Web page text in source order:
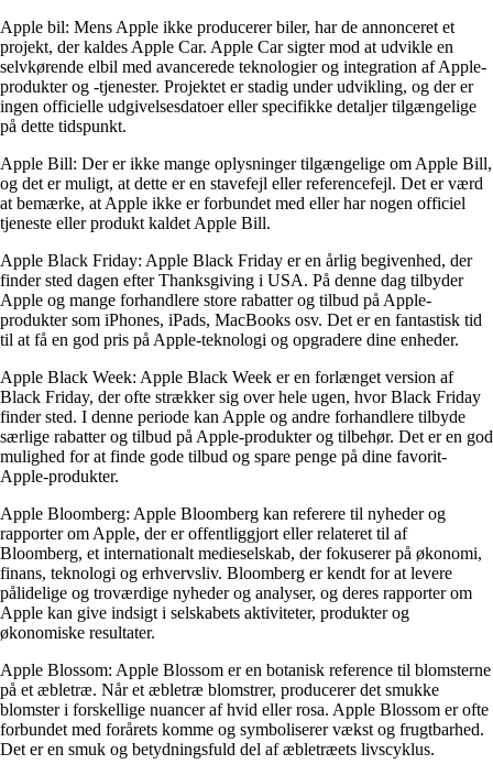
Apple bil: Mens Apple ikke producerer biler, har de annonceret et
projekt, der kaldes Apple Car. Apple Car sigter mod at udvikle en
selvkørende elbil med avancerede teknologier og integration af Apple-
produkter og -tjenester. Projektet er stadig under udvikling, og der er
ingen officielle udgivelsesdatoer eller specifikke detaljer tilgængelige
på dette tidspunkt.
Apple Bill: Der er ikke mange oplysninger tilgængelige om Apple Bill,
og det er muligt, at dette er en stavefejl eller referencefejl. Det er værd
at bemærke, at Apple ikke er forbundet med eller har nogen officiel
tjeneste eller produkt kaldet Apple Bill.
Apple Black Friday: Apple Black Friday er en årlig begivenhed, der
finder sted dagen efter Thanksgiving i USA. På denne dag tilbyder
Apple og mange forhandlere store rabatter og tilbud på Apple-
produkter som iPhones, iPads, MacBooks osv. Det er en fantastisk tid
til at få en god pris på Apple-teknologi og opgradere dine enheder.
Apple Black Week: Apple Black Week er en forlænget version af
Black Friday, der ofte strækker sig over hele ugen, hvor Black Friday
finder sted. I denne periode kan Apple og andre forhandlere tilbyde
særlige rabatter og tilbud på Apple-produkter og tilbehør. Det er en god
mulighed for at finde gode tilbud og spare penge på dine favorit-
Apple-produkter.
Apple Bloomberg: Apple Bloomberg kan referere til nyheder og
rapporter om Apple, der er offentliggjort eller relateret til af
Bloomberg, et internationalt medieselskab, der fokuserer på økonomi,
finans, teknologi og erhvervsliv. Bloomberg er kendt for at levere
pålidelige og troværdige nyheder og analyser, og deres rapporter om
Apple kan give indsigt i selskabets aktiviteter, produkter og
økonomiske resultater.
Apple Blossom: Apple Blossom er en botanisk reference til blomsterne
på et æbletræ. Når et æbletræ blomstrer, producerer det smukke
blomster i forskellige nuancer af hvid eller rosa. Apple Blossom er ofte
forbundet med forårets komme og symboliserer vækst og frugtbarhed.
Det er en smuk og betydningsfuld del af æbletræets livscyklus.